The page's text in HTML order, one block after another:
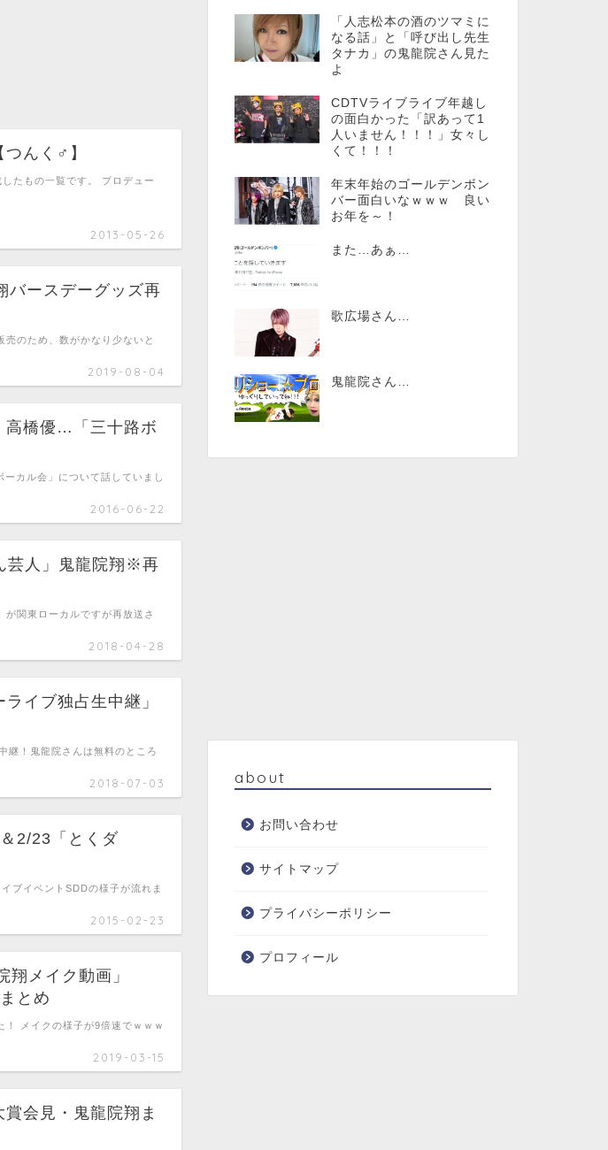
んく♂】
2013-05-26
たもの一覧です。 プロデュー
バースデーグッズ再
2019-08-04
のため、数がかなり少ないと
高橋優…「三十路ボ
2016-06-22
カル会」について話していまし
芸人」鬼龍院翔※再
2018-04-28
関東ローカルですが再放送さ
イブ独占生中継」
2018-07-03
継！鬼龍院さんは無料のところ
2/23「とくダ
2015-02-23
ブイベントSDDの様子が流れま
メイク動画」
とめ
2019-03-15
！ メイクの様子が9倍速でｗｗｗ
賞会見・鬼龍院翔ま
「人志松本の酒のツマミに
なる話」と「呼び出し先生
タナカ」の鬼龍院さん見た
よ
CDTVライブライブ年越し
の面白かった「訳あって1
人いません！！！」女々し
くて！！！
年末年始のゴールデンボン
バー面白いなｗｗｗ 良い
お年を～！
また…あぁ…
歌広場さん…
鬼龍院さん…
about
お問い合わせ
サイトマップ
プライバシーポリシー
プロフィール